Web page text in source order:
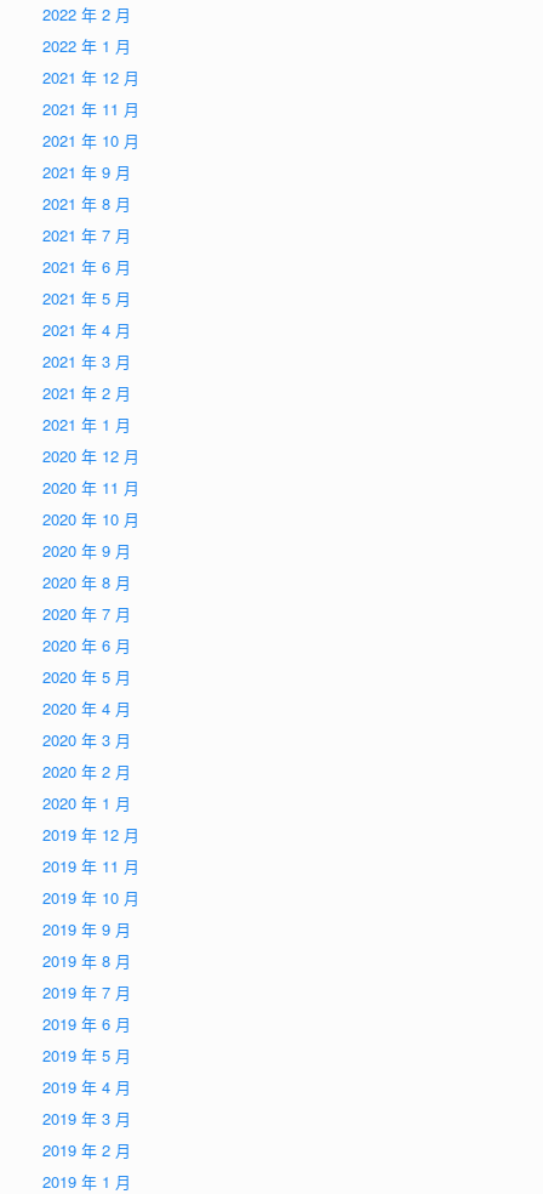
2022 年 2 月
2022 年 1 月
2021 年 12 月
2021 年 11 月
2021 年 10 月
2021 年 9 月
2021 年 8 月
2021 年 7 月
2021 年 6 月
2021 年 5 月
2021 年 4 月
2021 年 3 月
2021 年 2 月
2021 年 1 月
2020 年 12 月
2020 年 11 月
2020 年 10 月
2020 年 9 月
2020 年 8 月
2020 年 7 月
2020 年 6 月
2020 年 5 月
2020 年 4 月
2020 年 3 月
2020 年 2 月
2020 年 1 月
2019 年 12 月
2019 年 11 月
2019 年 10 月
2019 年 9 月
2019 年 8 月
2019 年 7 月
2019 年 6 月
2019 年 5 月
2019 年 4 月
2019 年 3 月
2019 年 2 月
2019 年 1 月